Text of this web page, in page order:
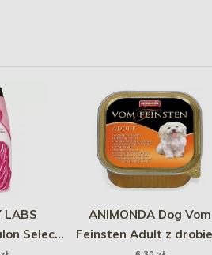
LABS
Select
ANIMONDA Dog Vom
Feinsten Adult z